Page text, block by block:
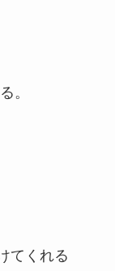
。
てくれる